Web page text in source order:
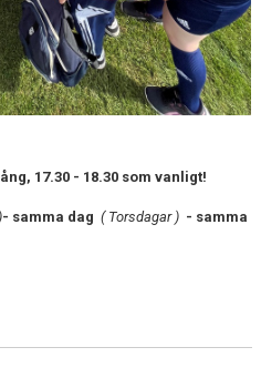
17.30 - 18.30 som vanligt!
- samma dag ( Torsdagar ) - samma